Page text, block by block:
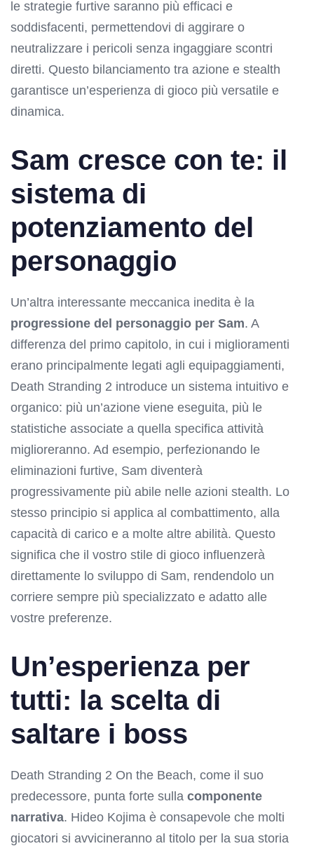
le strategie furtive saranno più efficaci e
soddisfacenti, permettendovi di aggirare o
neutralizzare i pericoli senza ingaggiare scontri
diretti. Questo bilanciamento tra azione e stealth
garantisce un’esperienza di gioco più versatile e
dinamica.
Sam cresce con te: il
sistema di
potenziamento del
personaggio
Un’altra interessante meccanica inedita è la
progressione del personaggio per Sam. A
differenza del primo capitolo, in cui i miglioramenti
erano principalmente legati agli equipaggiamenti,
Death Stranding 2 introduce un sistema intuitivo e
organico: più un’azione viene eseguita, più le
statistiche associate a quella specifica attività
miglioreranno. Ad esempio, perfezionando le
eliminazioni furtive, Sam diventerà
progressivamente più abile nelle azioni stealth. Lo
stesso principio si applica al combattimento, alla
capacità di carico e a molte altre abilità. Questo
significa che il vostro stile di gioco influenzerà
direttamente lo sviluppo di Sam, rendendolo un
corriere sempre più specializzato e adatto alle
vostre preferenze.
Un’esperienza per
tutti: la scelta di
saltare i boss
Death Stranding 2 On the Beach, come il suo
predecessore, punta forte sulla componente
narrativa. Hideo Kojima è consapevole che molti
giocatori si avvicineranno al titolo per la sua storia